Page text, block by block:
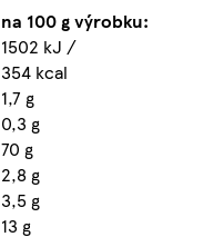
na 100 g výrobku:
1502 kJ /
354 kcal
1,7 g
0,3 g
70 g
2,8 g
3,5 g
13 g